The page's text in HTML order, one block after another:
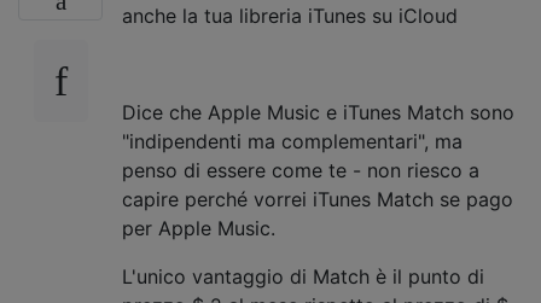
anche la tua libreria iTunes su iCloud
Dice che Apple Music e iTunes Match sono
"indipendenti ma complementari", ma
penso di essere come te - non riesco a
capire perché vorrei iTunes Match se pago
per Apple Music.
L'unico vantaggio di Match è il punto di